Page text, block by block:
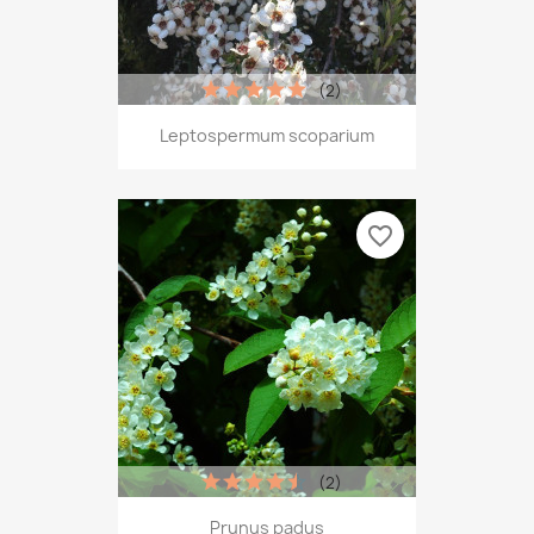
Leptospermum scoparium
(2)
Prunus padus
(2)
favorite_border